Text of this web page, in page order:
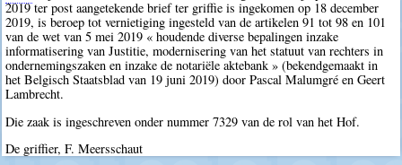
2019 ter post aangetekende brief ter griffie is ingekomen op 18 december
2019, is beroep tot vernietiging ingesteld van de artikelen 91 tot 98 en 101
van de wet van 5 mei 2019 « houdende diverse bepalingen inzake
informatisering van Justitie, modernisering van het statuut van rechters in
ondernemingszaken en inzake de notariële aktebank » (bekendgemaakt in
het Belgisch Staatsblad van 19 juni 2019) door Pascal Malumgré en Geert
Lambrecht.
Die zaak is ingeschreven onder nummer 7329 van de rol van het Hof.
De griffier, F. Meersschaut